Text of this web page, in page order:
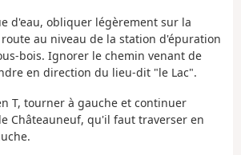
d'eau, obliquer légèrement sur la
au niveau de la station d'épuration
bois. Ignorer le chemin venant de
en direction du lieu-dit "le Lac".
T, tourner à gauche et continuer
Châteauneuf, qu'il faut traverser en